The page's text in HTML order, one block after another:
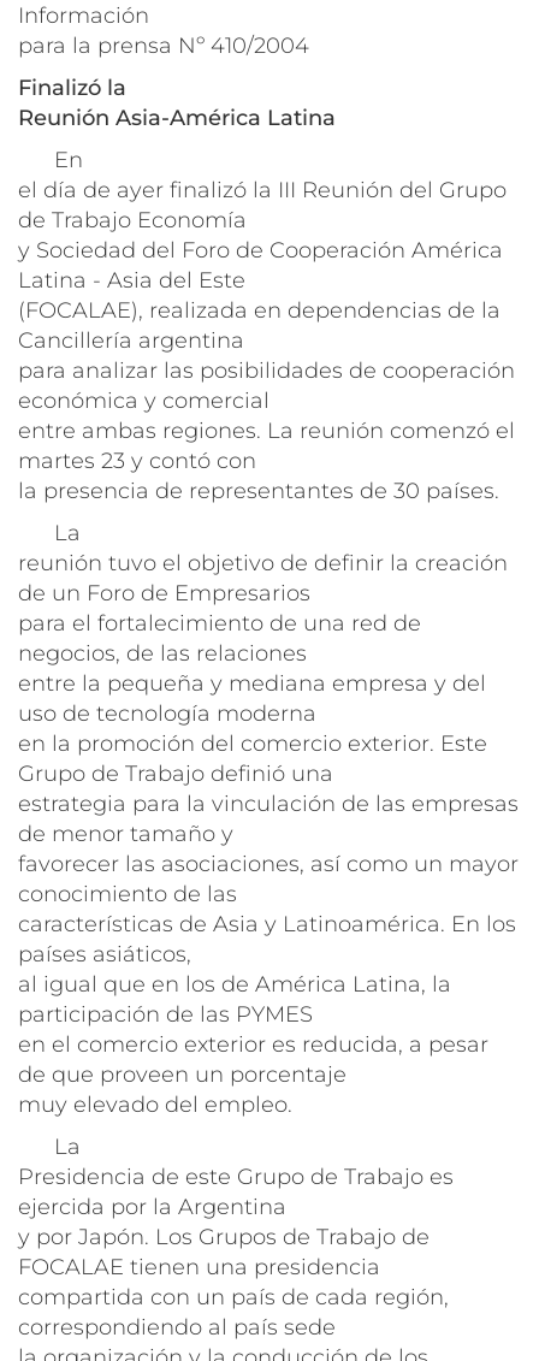
Información
para la prensa Nº 410/2004
Finalizó la
Reunión Asia-América Latina
En
el día de ayer finalizó la III Reunión del Grupo
de Trabajo Economía
y Sociedad del Foro de Cooperación América
Latina - Asia del Este
(FOCALAE), realizada en dependencias de la
Cancillería argentina
para analizar las posibilidades de cooperación
económica y comercial
entre ambas regiones. La reunión comenzó el
martes 23 y contó con
la presencia de representantes de 30 países.
La
reunión tuvo el objetivo de definir la creación
de un Foro de Empresarios
para el fortalecimiento de una red de
negocios, de las relaciones
entre la pequeña y mediana empresa y del
uso de tecnología moderna
en la promoción del comercio exterior. Este
Grupo de Trabajo definió una
estrategia para la vinculación de las empresas
de menor tamaño y
favorecer las asociaciones, así como un mayor
conocimiento de las
características de Asia y Latinoamérica. En los
países asiáticos,
al igual que en los de América Latina, la
participación de las PYMES
en el comercio exterior es reducida, a pesar
de que proveen un porcentaje
muy elevado del empleo.
La
Presidencia de este Grupo de Trabajo es
ejercida por la Argentina
y por Japón. Los Grupos de Trabajo de
FOCALAE tienen una presidencia
compartida con un país de cada región,
correspondiendo al país sede